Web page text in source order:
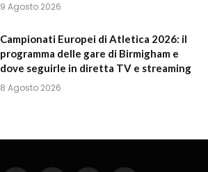
9 Agosto 2026
Campionati Europei di Atletica 2026: il
programma delle gare di Birmigham e
dove seguirle in diretta TV e streaming
8 Agosto 2026